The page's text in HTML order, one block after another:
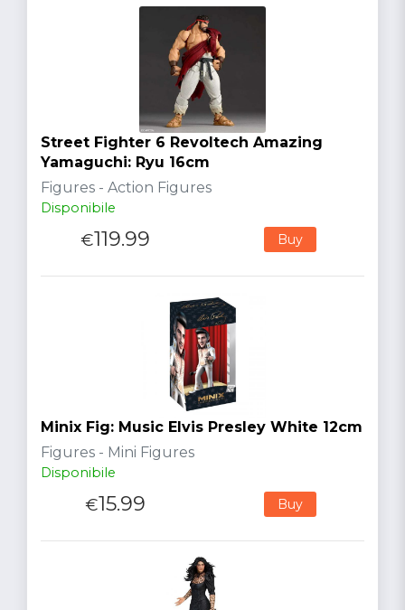
Street Fighter 6 Revoltech Amazing
Yamaguchi: Ryu 16cm
Figures - Action Figures
Disponibile
€119.99 Buy
Minix Fig: Music Elvis Presley White 12cm
Figures - Mini Figures
Disponibile
€15.99 Buy